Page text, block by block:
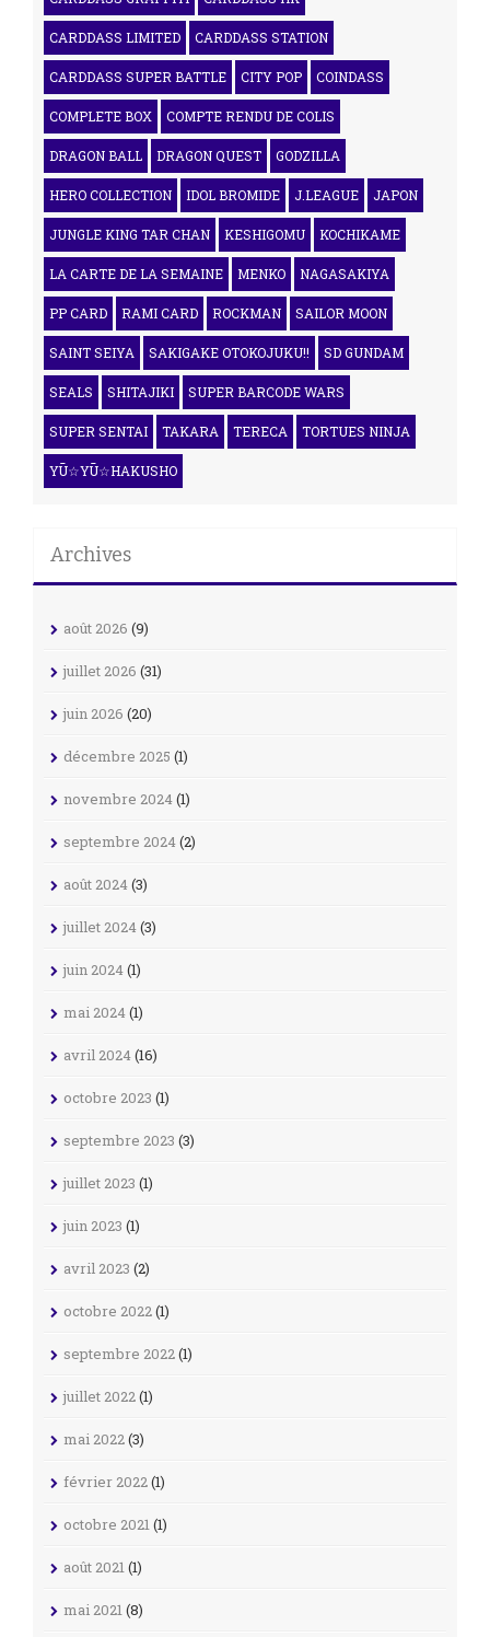
CARDDASS LIMITED CARDDASS STATION
CARDDASS SUPER BATTLE CITY POP COINDASS
COMPLETE BOX COMPTE RENDU DE COLIS
DRAGON BALL DRAGON QUEST GODZILLA
HERO COLLECTION IDOL BROMIDE J.LEAGUE JAPON
JUNGLE KING TAR CHAN KESHIGOMU KOCHIKAME
LA CARTE DE LA SEMAINE MENKO NAGASAKIYA
PP CARD RAMI CARD ROCKMAN SAILOR MOON
SAINT SEIYA SAKIGAKE OTOKOJUKU!! SD GUNDAM
SEALS SHITAJIKI SUPER BARCODE WARS
SUPER SENTAI TAKARA TERECA TORTUES NINJA
YŪ☆YŪ☆HAKUSHO
Archives
août 2026 (9)
juillet 2026 (31)
juin 2026 (20)
décembre 2025 (1)
novembre 2024(1)
septembre 2024(2)
août 2024(3)
juillet 2024(3)
juin 2024(1)
mai 2024(1)
avril 2024(16)
octobre 2023 (1)
septembre 2023 (3)
juillet 2023 (1)
juin 2023 (1)
avril 2023 (2)
octobre 2022(1)
septembre 2022(1)
juillet 2022(1)
mai 2022(3)
février 2022(1)
octobre 2021(1)
août 2021(1)
mai 2021(8)